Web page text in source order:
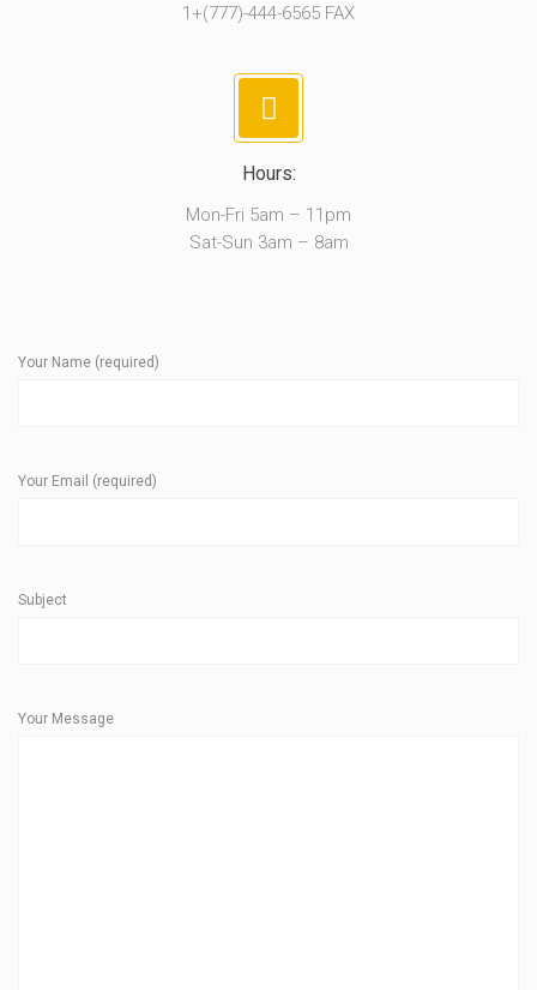
1+(777)-444-6565 FAX
Hours:
Mon-Fri 5am – 11pm
Sat-Sun 3am – 8am
Your Name (required)
Your Email (required)
Subject
Your Message